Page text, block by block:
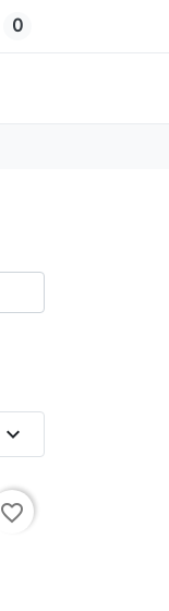
0
expand_more
favorite_border